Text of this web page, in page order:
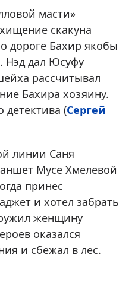
масти»
скакуна
дороге Бахир якобы
Нэд дал Юсуфу
рассчитывал
Бахира хозяину.
детектива (Сергей
линии Саня
Мусе Хмелевой
принес
и хотел забрать
женщину
оказался
и сбежал в лес.